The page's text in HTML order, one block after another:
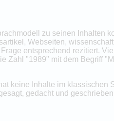
zu seinen Inhalten
Webseiten,
entsprechend rezitiert.
Zahl "1989" mit dem Begriff
keine Inhalte im
gedacht und